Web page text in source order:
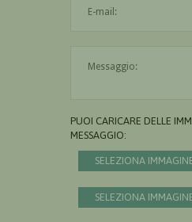
PUOI CARICARE DELLE
MESSAGGIO:
SELEZIONA
SELEZIONA